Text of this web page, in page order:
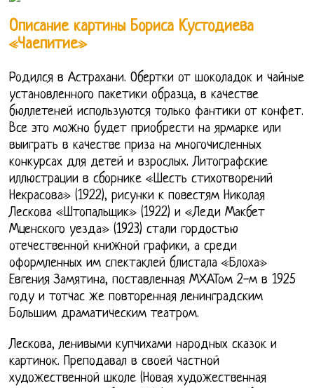
Описание картины Бориса Кустодиева
«Чаепитие»
Родился в Астрахани. Обертки от шоколадок и чайные
установленного пакетики образца, в качестве
бюллетеней используются только фантики от конфет.
Все это можно будет приобрести на ярмарке или
выиграть в качестве приза на многочисленных
конкурсах для детей и взрослых. Литографские
иллюстрации в сборнике «Шесть стихотворений
Некрасова» (1922), рисунки к повестям Николая
Лескова «Штопальщик» (1922) и «Леди Макбет
Мценского уезда» (1923) стали гордостью
отечественной книжной графики, а среди
оформленных им спектаклей блистала «Блоха»
Евгения Замятина, поставленная МХАТом 2-м в 1925
году и тотчас же повторенная ленинградским
Большим драматическим театром.
Лескова, ленивыми купчихами народных сказок и
картинок. Преподавал в своей частной
художественной школе (Новая художественная